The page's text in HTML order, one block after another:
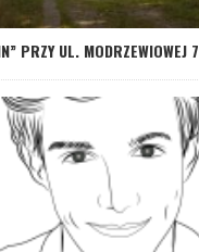
PRZY UL. MODRZEWIOWEJ 7